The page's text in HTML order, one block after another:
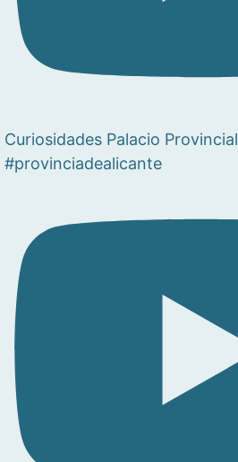
Curiosidades Palacio Provincial
#provinciadealicante